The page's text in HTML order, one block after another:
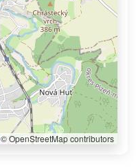
© OpenStreetMap contributors